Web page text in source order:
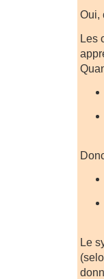
Oui,
Les
Le